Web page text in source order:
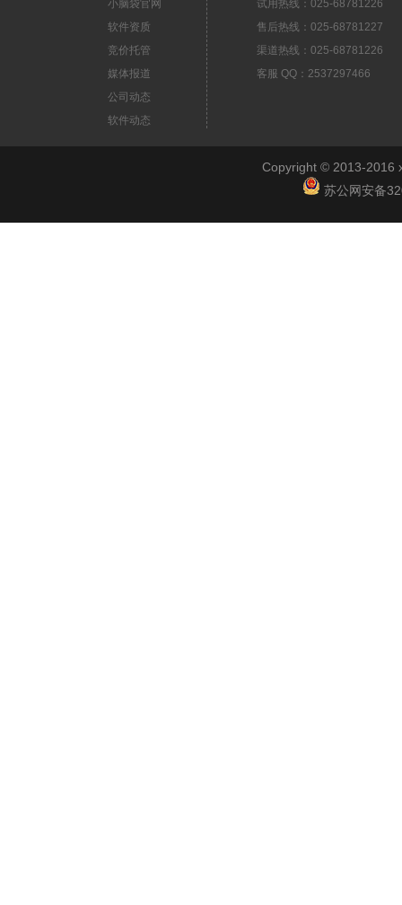
小脑袋官网
软件资质
竞价托管
媒体报道
公司动态
软件动态
试用热线：025-68781226
售后热线：025-68781227
渠道热线：025-68781226
客服 QQ：2537297466
Copyright © 2013-2016
苏公网安备